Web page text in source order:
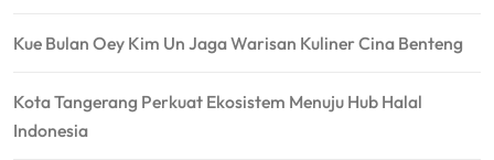
Kue Bulan Oey Kim Un Jaga Warisan Kuliner Cina Benteng
Kota Tangerang Perkuat Ekosistem Menuju Hub Halal
Indonesia